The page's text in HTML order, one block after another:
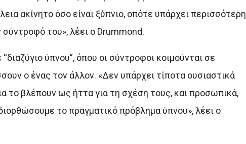
ακίνητο όσο είναι ξύπνιο, οπότε υπάρχει περισσότερη
του», λέει ο Drummond.
ύπνου”, όπου οι σύντροφοι κοιμούνται σε
ο ένας τον άλλον. «Δεν υπάρχει τίποτα ουσιαστικά
το βλέπουν ως ήττα για τη σχέση τους, και προσωπικά,
το πραγματικό πρόβλημα ύπνου», λέει ο